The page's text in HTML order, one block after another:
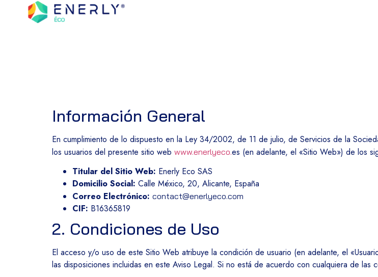
Información General
En cumplimiento de lo dispuesto en la Ley 34/2002, de 11 de julio, de Servicios de la
los usuarios del presente sitio web www.enerlyeco.es (en adelante, el «Sitio Web») de los
Titular del Sitio Web: Enerly Eco SAS
Domicilio Social: Calle México, 20, Alicante, España
Correo Electrónico: contact@enerlyeco.com
CIF: B16365819
2. Condiciones de Uso
El acceso y/o uso de este Sitio Web atribuye la condición de usuario (en adelante, el
las disposiciones incluidas en este Aviso Legal. Si no está de acuerdo con cualquiera de